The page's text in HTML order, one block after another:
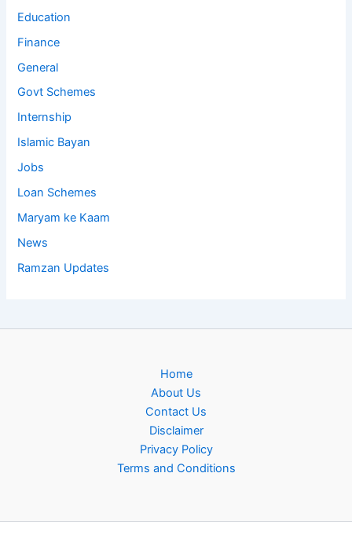
Education
Finance
General
Govt Schemes
Internship
Islamic Bayan
Jobs
Loan Schemes
Maryam ke Kaam
News
Ramzan Updates
Home
About Us
Contact Us
Disclaimer
Privacy Policy
Terms and Conditions